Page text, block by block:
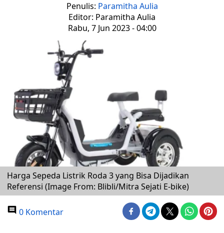
Penulis: Paramitha Aulia
Editor: Paramitha Aulia
Rabu, 7 Jun 2023 - 04:00
Harga Sepeda Listrik Roda 3 yang Bisa Dijadikan
Referensi (Image From: Blibli/Mitra Sejati E-bike)
0 Komentar